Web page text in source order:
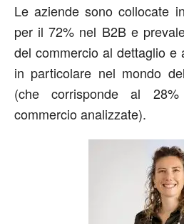
Le aziende sono collocate
per il 72% nel B2B e
del commercio al dettaglio e
in particolare nel mondo
(che corrisponde al
commercio analizzate).